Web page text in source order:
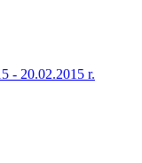
- 20.02.2015 r.